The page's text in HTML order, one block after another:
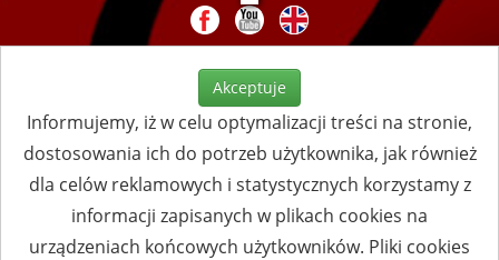
Akceptuje
Informujemy, iż w celu optymalizacji treści na stronie,
dostosowania ich do potrzeb użytkownika, jak również
dla celów reklamowych i statystycznych korzystamy z
informacji zapisanych w plikach cookies na
urządzeniach końcowych użytkowników. Pliki cookies